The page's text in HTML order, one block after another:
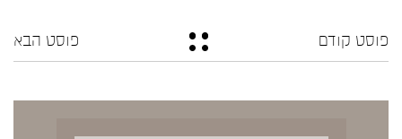
פוסט קודם פוסט הבא